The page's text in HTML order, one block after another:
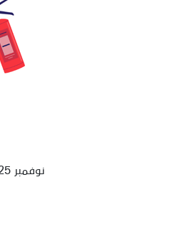
نوفمبر 25 , 2025